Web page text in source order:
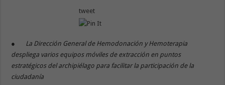
tweet
● La Dirección General de Hemodonación y Hemoterapia
despliega varios equipos móviles de extracción en puntos
estratégicos del archipiélago para facilitar la participación de la
ciudadanía